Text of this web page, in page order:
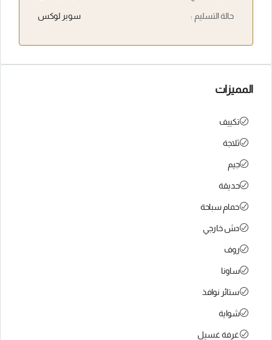
حالة التسليم : سوبر لوكس
المميزات
تكييف
ثلاجة
جيم
حديقة
حمام سباحة
دش خارجي
روف
ساونا
ستائر نوافذ
شواية
غرفة غسيل